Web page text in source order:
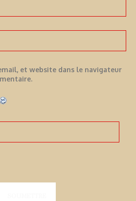
et website dans le navigateur